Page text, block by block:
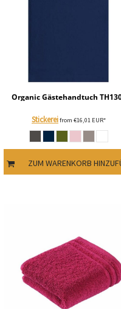
Organic Gästehandtuch
Stickereifrom €16,01 EUR*